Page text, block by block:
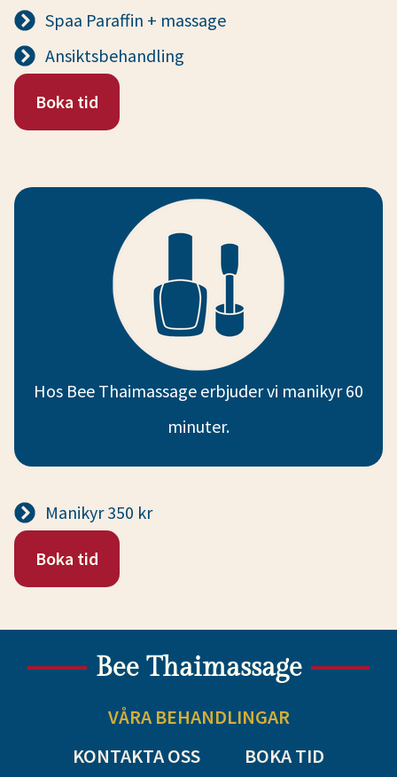
Spaa Paraffin + massage
Ansiktsbehandling
Boka tid
Hos Bee Thaimassage erbjuder vi manikyr 60
minuter.
Manikyr 350 kr
Boka tid
Bee Thaimassage
VÅRA BEHANDLINGAR
KONTAKTA OSS
BOKA TID